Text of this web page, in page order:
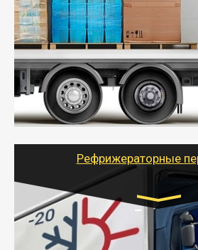
от 5000 руб.
- Экономный способ доставить
другой город - догрузом или
грузоперевозки для физлиц, ИП
дешевле.
- Тайгер Логистик организует
крупногабаритных и личных
для погрузочно-разгрузочных
Рефрижераторные
Транспорт:
Газель (1,5 и 3 тонны), Бычок,
10 тонн